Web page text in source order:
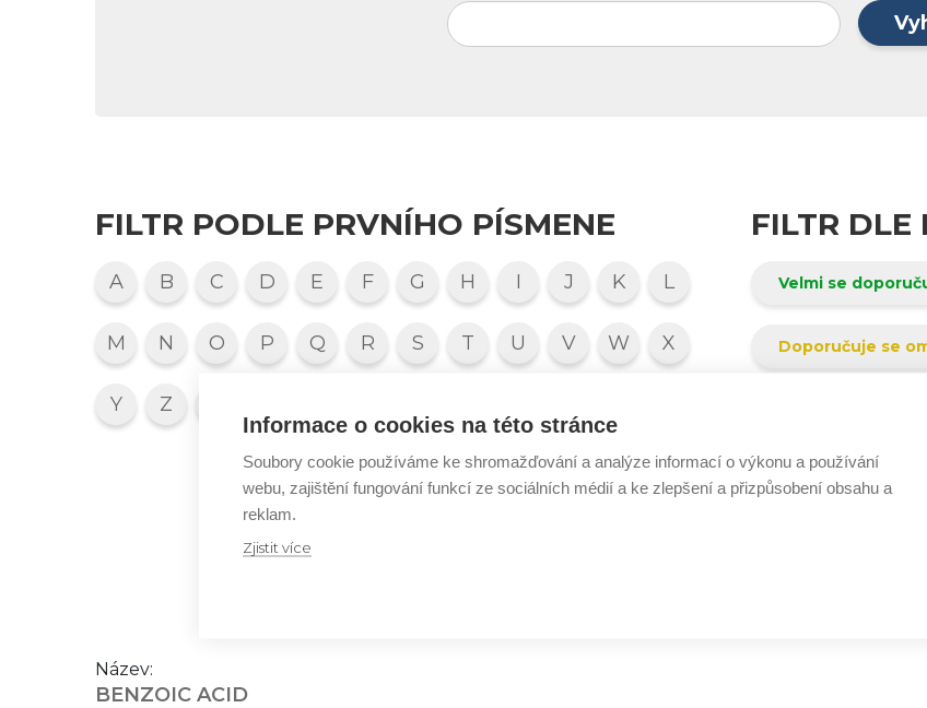
FILTR PODLE PRVNÍHO PÍSMENE
A B C D E F G H I J K L
M N O P Q R S T U V W X
Y Z
FILTR DLE
Velmi se
Doporučuje se
Název:
BENZOIC ACID
Informace o cookies na této stránce
Soubory cookie používáme ke shromažďování a analýze informací o výkonu a používání
webu, zajištění fungování funkcí ze sociálních médií a ke zlepšení a přizpůsobení obsahu a
reklam.
Zjistit více